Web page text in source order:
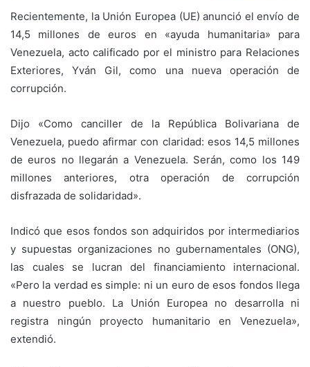
Recientemente, la Unión Europea (UE) anunció el envío de
14,5 millones de euros en «ayuda humanitaria» para
Venezuela, acto calificado por el ministro para Relaciones
Exteriores, Yván Gil, como una nueva operación de
corrupción.
Dijo «Como canciller de la República Bolivariana de
Venezuela, puedo afirmar con claridad: esos 14,5 millones
de euros no llegarán a Venezuela. Serán, como los 149
millones anteriores, otra operación de corrupción
disfrazada de solidaridad».
Indicó que esos fondos son adquiridos por intermediarios
y supuestas organizaciones no gubernamentales (ONG),
las cuales se lucran del financiamiento internacional.
«Pero la verdad es simple: ni un euro de esos fondos llega
a nuestro pueblo. La Unión Europea no desarrolla ni
registra ningún proyecto humanitario en Venezuela»,
extendió.